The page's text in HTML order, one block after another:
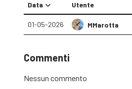
Data Utente
01-05-2026 MMarotta
Commenti
Nessun commento